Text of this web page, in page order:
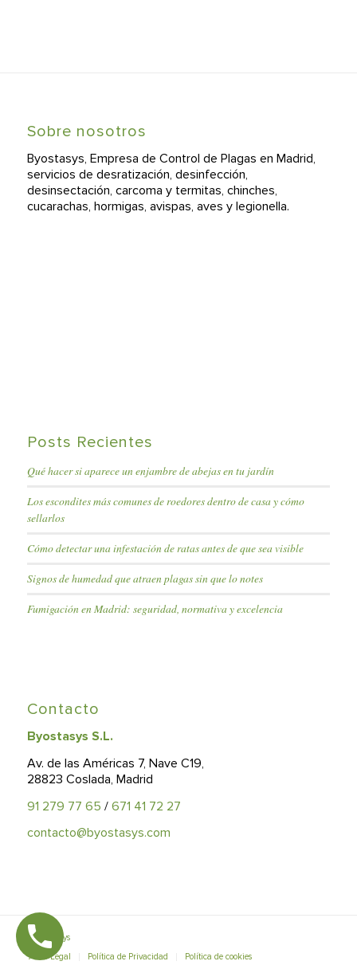
Sobre nosotros
Byostasys, Empresa de Control de Plagas en Madrid,
servicios de desratización, desinfección,
desinsectación, carcoma y termitas, chinches,
cucarachas, hormigas, avispas, aves y legionella.
Posts Recientes
Qué hacer si aparece un enjambre de abejas en tu jardín
Los escondites más comunes de roedores dentro de casa y cómo
sellarlos
Cómo detectar una infestación de ratas antes de que sea visible
Signos de humedad que atraen plagas sin que lo notes
Fumigación en Madrid: seguridad, normativa y excelencia
Contacto
Byostasys S.L.
Av. de las Américas 7, Nave C19,
28823 Coslada, Madrid
91 279 77 65 / 671 41 72 27
contacto@byostasys.com
© Byostasys
Aviso Legal
Política de Privacidad Política de cookies